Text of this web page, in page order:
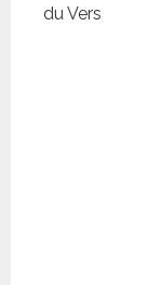
du Vers